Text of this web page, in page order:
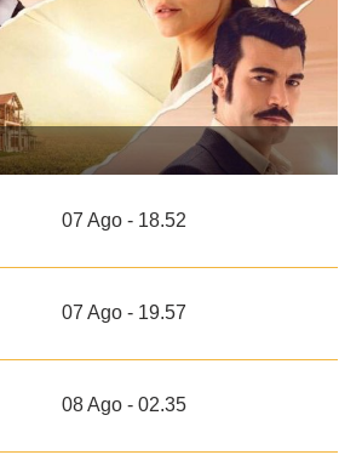
07 Ago - 18.52
07 Ago - 19.57
08 Ago - 02.35